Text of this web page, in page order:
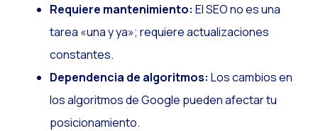
Requiere mantenimiento: El SEO no es una
tarea «una y ya»; requiere actualizaciones
constantes.
Dependencia de algoritmos: Los cambios en
los algoritmos de Google pueden afectar tu
posicionamiento.